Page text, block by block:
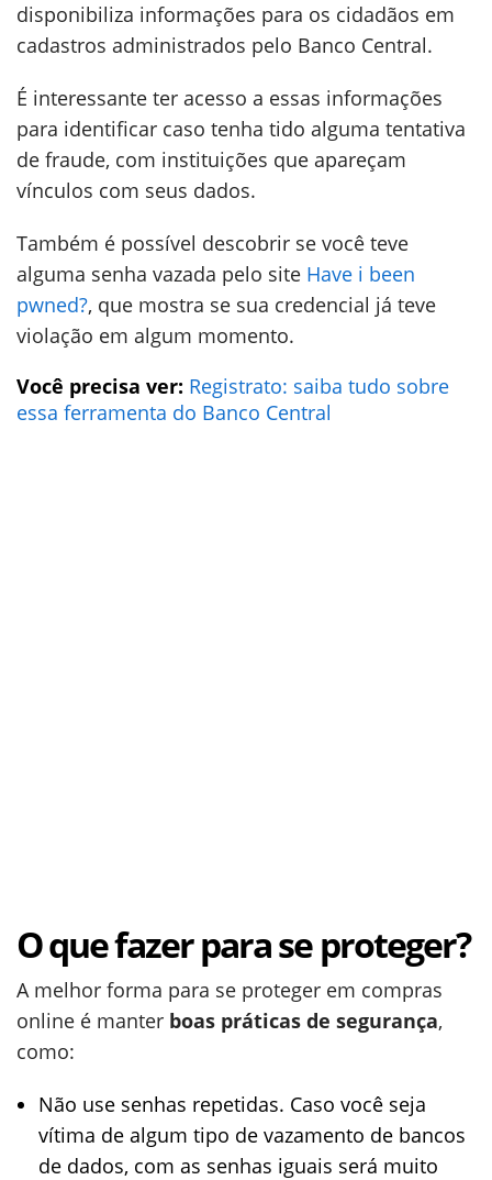
disponibiliza informações para os cidadãos em
cadastros administrados pelo Banco Central.
É interessante ter acesso a essas informações
para identificar caso tenha tido alguma tentativa
de fraude, com instituições que apareçam
vínculos com seus dados.
Também é possível descobrir se você teve
alguma senha vazada pelo site Have i been
pwned?, que mostra se sua credencial já teve
violação em algum momento.
Você precisa ver: Registrato: saiba tudo sobre
essa ferramenta do Banco Central
O que fazer para se proteger?
A melhor forma para se proteger em compras
online é manter boas práticas de segurança,
como:
Não use senhas repetidas. Caso você seja
vítima de algum tipo de vazamento de bancos
de dados, com as senhas iguais será muito